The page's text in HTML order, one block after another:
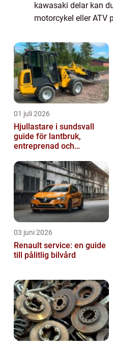
kawasaki delar kan
motorcykel eller ATV
01 juli 2026
Hjullastare i sundsvall
guide för lantbruk,
entreprenad och
03 juni 2026
Renault service: en guide
till pålitlig bilvård